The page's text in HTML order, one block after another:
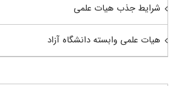
شرایط جذب هیات علمی
هیات علمی وابسته دانشگاه آزاد